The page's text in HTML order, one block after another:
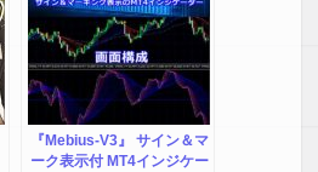
『Mebius-V3』 サイン＆マ
ーク表示付 MT4インジケー